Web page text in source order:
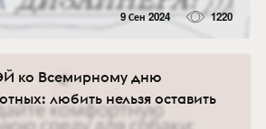
9 Сен 2024 1220
ко Всемирному дню
любить нельзя оставить